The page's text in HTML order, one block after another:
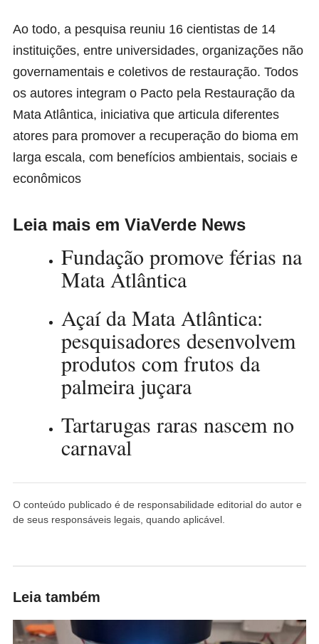
Ao todo, a pesquisa reuniu 16 cientistas de 14
instituições, entre universidades, organizações não
governamentais e coletivos de restauração. Todos
os autores integram o Pacto pela Restauração da
Mata Atlântica, iniciativa que articula diferentes
atores para promover a recuperação do bioma em
larga escala, com benefícios ambientais, sociais e
econômicos
Leia mais em ViaVerde News
Fundação promove férias na
Mata Atlântica
Açaí da Mata Atlântica:
pesquisadores desenvolvem
produtos com frutos da
palmeira juçara
Tartarugas raras nascem no
carnaval
O conteúdo publicado é de responsabilidade editorial do autor e
de seus responsáveis legais, quando aplicável.
Leia também